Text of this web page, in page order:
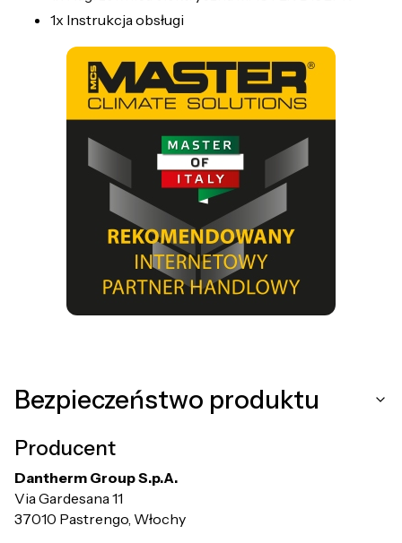
1x Instrukcja obsługi
Bezpieczeństwo produktu
Producent
Dantherm Group S.p.A.
Via Gardesana 11
37010 Pastrengo, Włochy